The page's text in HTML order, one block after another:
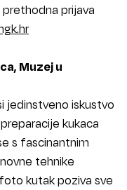
prijava
Muzej u
jedinstveno iskustvo
kukaca
s fascinantnim
tehnike
kutak poziva sve